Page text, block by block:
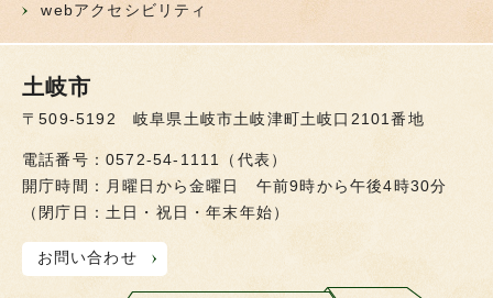
webアクセシビリティ
土岐市
〒509-5192 岐阜県土岐市土岐津町土岐口2101番地
電話番号：0572-54-1111（代表）
開庁時間：月曜日から金曜日 午前9時から午後4時30分
（閉庁日：土日・祝日・年末年始）
お問い合わせ